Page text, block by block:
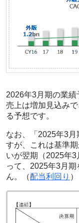
2026年3月期の業績
売上は増加見込み
る予想です。
なお、「2025年3月
すが、これは基準
いが翌期（2025年
って、2025年3月
ん。（配当利回り ）